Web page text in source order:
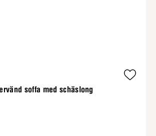
soffa med schäslong